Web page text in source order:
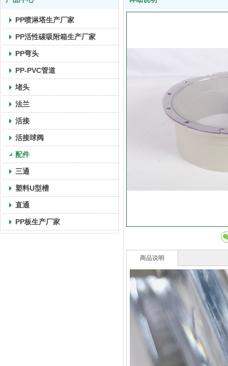
PP喷淋塔生产厂家
PP活性碳吸附箱生产厂家
PP弯头
PP-PVC管道
堵头
法兰
活接
活接球阀
配件
三通
塑料U型槽
直通
PP板生产厂家
商品说明